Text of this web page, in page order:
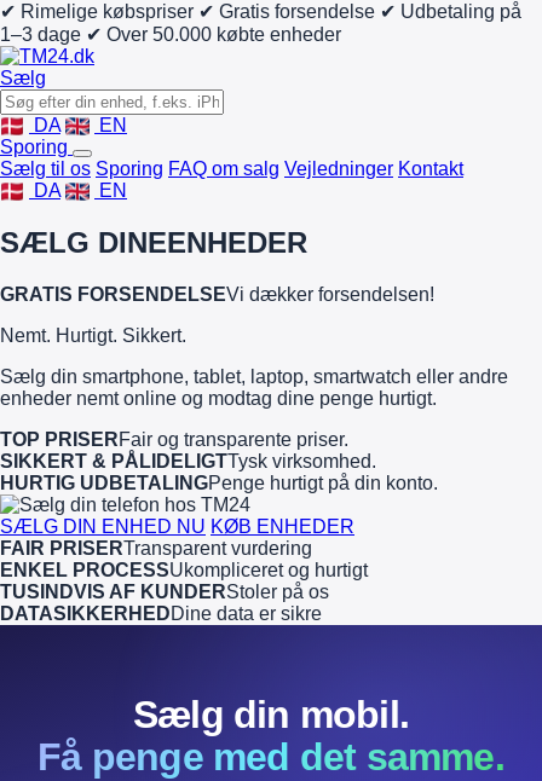
✔ Rimelige købspriser ✔ Gratis forsendelse ✔ Udbetaling på
1–3 dage ✔ Over 50.000 købte enheder
Sælg
DA
EN
Sporing
Sælg til os Sporing FAQ om salg Vejledninger Kontakt
DA
EN
SÆLG DINEENHEDER
GRATIS FORSENDELSEVi dækker forsendelsen!
Nemt. Hurtigt. Sikkert.
Sælg din smartphone, tablet, laptop, smartwatch eller andre
enheder nemt online og modtag dine penge hurtigt.
TOP PRISERFair og transparente priser.
SIKKERT & PÅLIDELIGTTysk virksomhed.
HURTIG UDBETALINGPenge hurtigt på din konto.
SÆLG DIN ENHED NU KØB ENHEDER
FAIR PRISERTransparent vurdering
ENKEL PROCESSUkompliceret og hurtigt
TUSINDVIS AF KUNDERStoler på os
DATASIKKERHEDDine data er sikre
Sælg din mobil.
Få penge med det samme.